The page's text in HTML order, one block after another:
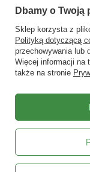
W sklepie
Dbamy o Twoją
Sklep korzysta z
Polityką dotyczącą
przechowywania lub
Więcej informacji na
także na stronie